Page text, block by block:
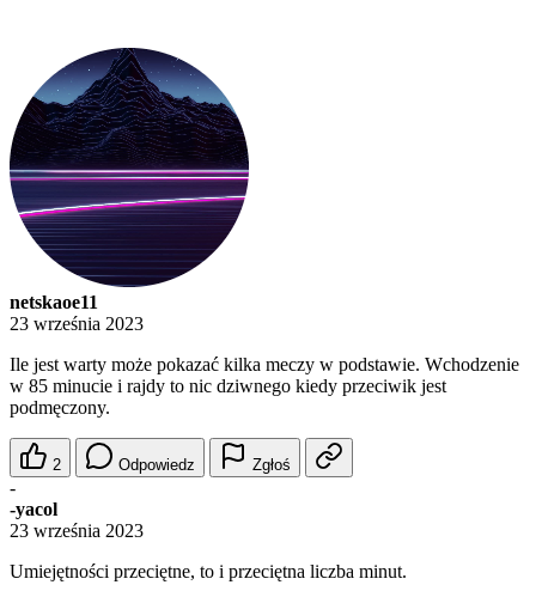
netskaoe11
23 września 2023
Ile jest warty może pokazać kilka meczy w podstawie. Wchodzenie
w 85 minucie i rajdy to nic dziwnego kiedy przeciwik jest
podmęczony.
2 Odpowiedz Zgłoś
-
-yacol
23 września 2023
Umiejętności przeciętne, to i przeciętna liczba minut.